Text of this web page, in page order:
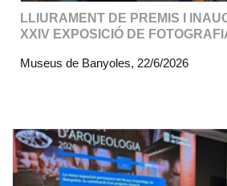
LLIURAMENT DE PREMIS I
XXIV EXPOSICIÓ DE
Museus de Banyoles, 22/6/2026